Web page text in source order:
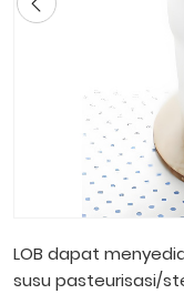
LOB dapat
susu pasteurisasi/